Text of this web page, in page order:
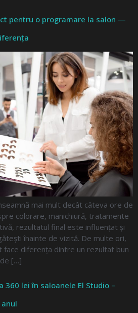
pentru o programare la salon —
mai mult decât câteva ore de
colorare, manichiură, tratamente
rezultatul final este influențat și
înainte de vizită. De multe ori,
face diferența dintre un rezultat bun
[…]
360 lei în saloanele El Studio –